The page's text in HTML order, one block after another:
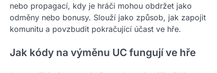
nebo propagací, kdy je hráči mohou obdržet jako
odměny nebo bonusy. Slouží jako způsob, jak zapojit
komunitu a povzbudit pokračující účast ve hře.
Jak kódy na výměnu UC fungují ve hře